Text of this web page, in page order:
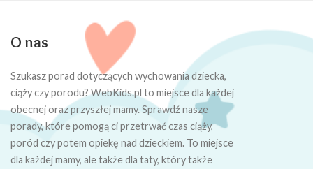
O nas
Szukasz porad dotyczących wychowania dziecka,
ciąży czy porodu? WebKids.pl to miejsce dla każdej
obecnej oraz przyszłej mamy. Sprawdź nasze
porady, które pomogą ci przetrwać czas ciąży,
poród czy potem opiekę nad dzieckiem. To miejsce
dla każdej mamy, ale także dla taty, który także